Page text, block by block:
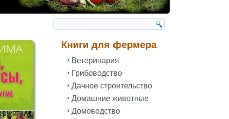
Книги для фермера
Ветеринария
Грибоводство
Дачное строительство
Домашние животные
Домоводство